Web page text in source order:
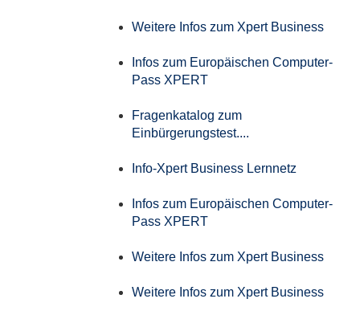
Weitere Infos zum Xpert Business
Infos zum Europäischen Computer-
Pass XPERT
Fragenkatalog zum
Einbürgerungstest....
Info-Xpert Business Lernnetz
Infos zum Europäischen Computer-
Pass XPERT
Weitere Infos zum Xpert Business
Weitere Infos zum Xpert Business